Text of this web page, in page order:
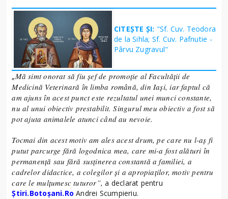
CITEȘTE ȘI: "Sf. Cuv. Teodora
de la Sihla; Sf. Cuv. Pafnutie -
Pârvu Zugravul"
„Mă simt onorat să fiu șef de promoție al Facultății de
Medicină Veterinară în limba română, din Iași, iar faptul că
am ajuns în acest punct este rezultatul unei munci constante,
nu al unui obiectiv prestabilit. Singurul meu obiectiv a fost să
pot ajuta animalele atunci când au nevoie.
Tocmai din acest motiv am ales acest drum, pe care nu l-aș fi
putut parcurge fără logodnica mea, care mi-a fost alături în
permanență sau fără susținerea constantă a familiei, a
cadrelor didactice, a colegilor și a apropiaților, motiv pentru
care le mulțumesc tuturor”, a declarat pentru
Știri.Botoșani.Ro Andrei Scumpieriu.